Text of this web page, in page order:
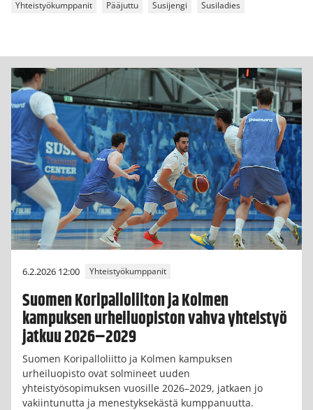
Yhteistyökumppanit Pääjuttu Susijengi Susiladies
6.2.2026 12:00 Yhteistyökumppanit
Suomen Koripalloliiton ja Kolmen
kampuksen urheiluopiston vahva yhteistyö
jatkuu 2026–2029
Suomen Koripalloliitto ja Kolmen kampuksen
urheiluopisto ovat solmineet uuden
yhteistyösopimuksen vuosille 2026–2029, jatkaen jo
vakiintunutta ja menestyksekästä kumppanuutta.